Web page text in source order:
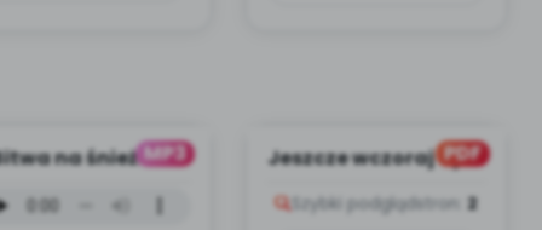
MP3
na śnieżki -
mp3)
PDF
Jeszcze wczoraj była
Szybki podglądstron: 2